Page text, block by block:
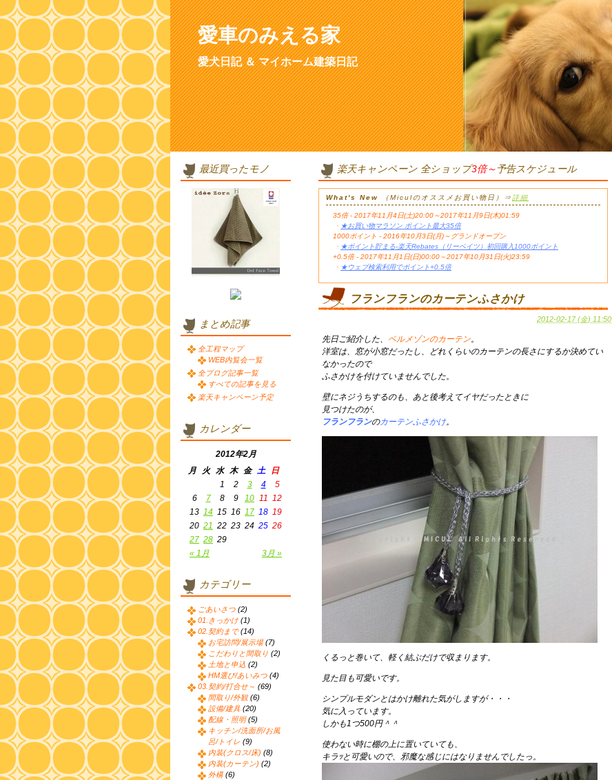
愛車のみえる家
愛犬日記 ＆ マイホーム建築日記
楽天キャンペーン 全ショップ3倍～予告スケジュール
What's New （Miculのオススメお買い物日）⇒詳細
35倍 - 2017年11月4日(土)20:00～2017年11月9日(木)01:59
・ ★お買い物マラソン ポイント最大35倍
1000ポイント - 2016年10月3日(月)～グランドオープン
・ ★ポイント貯まる-楽天Rebates（リーベイツ）初回購入1000ポイント
+0.5倍 - 2017年11月1日(日)00:00～2017年10月31日(火)23:59
・ ★ウェブ検索利用でポイント+0.5倍
フランフランのカーテンふさかけ
2012-02-17 (金) 11:50
先日ご紹介した、 ベルメゾンのカーテン。
洋室は、窓が小窓だったし、どれくらいのカーテンの長さにするか決めてい
なかったので
ふさかけを付けていませんでした。
壁にネジうちするのも、あと後考えてイヤだったときに
見つけたのが、
フランフランのカーテンふさかけ。
くるっと巻いて、軽く結ぶだけで収まります。
見た目も可愛いです。
シンプルモダンとはかけ離れた気がしますが・・・
気に入っています。
しかも1つ500円＾＾
使わない時に棚の上に置いていても、
キラｯと可愛いので、邪魔な感じにはなりませんでしたっ。
最近買ったモノ
まとめ記事
全工程マップ
WEB内覧会一覧
全ブログ記事一覧
すべての記事を見る
楽天キャンペーン予定
カレンダー
2012年2月
月
火 水 木 金 土 日
« 1月 3月 »
1 2 3 4
5
6
7 8 9 10 11 12
13 14 15 16 17 18 19
20 21 22 23 24 25 26
27 28 29
カテゴリー
ごあいさつ (2)
01.きっかけ (1)
02.契約まで(14)
お宅訪問/展示場(7)
こだわりと間取り (2)
土地と申込 (2)
HM選び/あいみつ (4)
03.契約/打合せ～ (69)
間取り/外観 (6)
設備/建具 (20)
配線・照明(5)
キッチン/洗面所/お風
呂/トイレ (9)
内装(クロス/床) (8)
内装(カーテン) (2)
外構(6)